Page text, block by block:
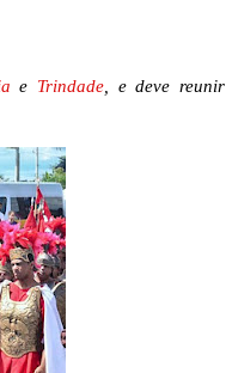
e Trindade, e deve reunir